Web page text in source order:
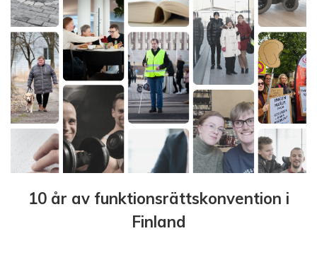
10 år av funktionsrättskonvention i
Finland